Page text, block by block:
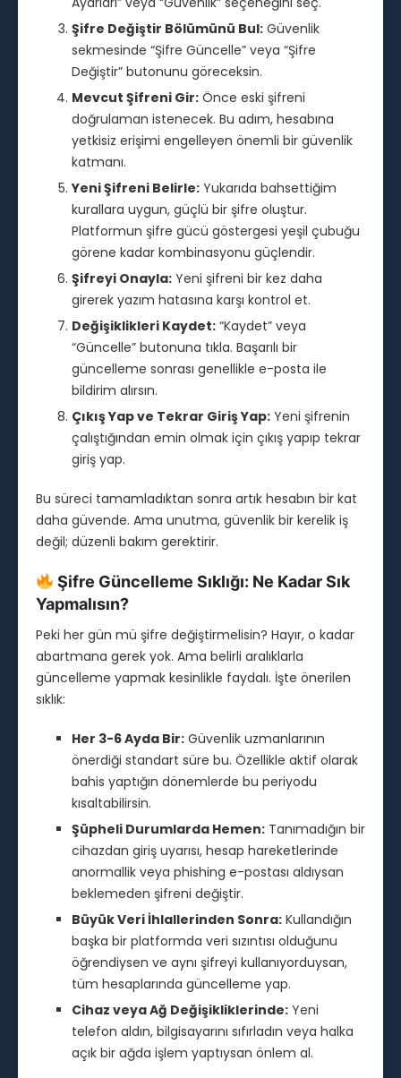
Şifre Değiştir Bölümünü Bul: Güvenlik
sekmesinde “Şifre Güncelle” veya “Şifre
Değiştir” butonunu göreceksin.
Mevcut Şifreni Gir: Önce eski şifreni
doğrulaman istenecek. Bu adım, hesabına
yetkisiz erişimi engelleyen önemli bir güvenlik
katmanı.
Yeni Şifreni Belirle: Yukarıda bahsettiğim
kurallara uygun, güçlü bir şifre oluştur.
Platformun şifre gücü göstergesi yeşil çubuğu
görene kadar kombinasyonu güçlendir.
Şifreyi Onayla: Yeni şifreni bir kez daha
girerek yazım hatasına karşı kontrol et.
Değişiklikleri Kaydet: “Kaydet” veya
“Güncelle” butonuna tıkla. Başarılı bir
güncelleme sonrası genellikle e-posta ile
bildirim alırsın.
Çıkış Yap ve Tekrar Giriş Yap: Yeni şifrenin
çalıştığından emin olmak için çıkış yapıp tekrar
giriş yap.
Bu süreci tamamladıktan sonra artık hesabın bir kat
daha güvende. Ama unutma, güvenlik bir kerelik iş
değil; düzenli bakım gerektirir.
Şifre Güncelleme Sıklığı: Ne Kadar Sık
Yapmalısın?
Peki her gün mü şifre değiştirmelisin? Hayır, o kadar
abartmana gerek yok. Ama belirli aralıklarla
güncelleme yapmak kesinlikle faydalı. İşte önerilen
sıklık:
Her 3-6 Ayda Bir: Güvenlik uzmanlarının
önerdiği standart süre bu. Özellikle aktif olarak
bahis yaptığın dönemlerde bu periyodu
kısaltabilirsin.
Şüpheli Durumlarda Hemen: Tanımadığın bir
cihazdan giriş uyarısı, hesap hareketlerinde
anormallik veya phishing e-postası aldıysan
beklemeden şifreni değiştir.
Büyük Veri İhlallerinden Sonra: Kullandığın
başka bir platformda veri sızıntısı olduğunu
öğrendiysen ve aynı şifreyi kullanıyorduysan,
tüm hesaplarında güncelleme yap.
Cihaz veya Ağ Değişikliklerinde: Yeni
telefon aldın, bilgisayarını sıfırladın veya halka
açık bir ağda işlem yaptıysan önlem al.